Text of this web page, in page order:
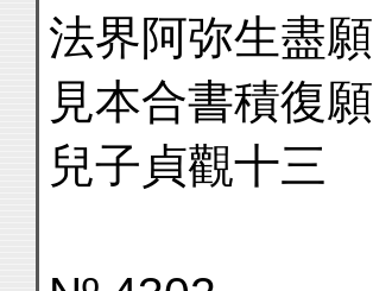
法界阿弥生盡願
見本合書積復願
兒子貞觀十三